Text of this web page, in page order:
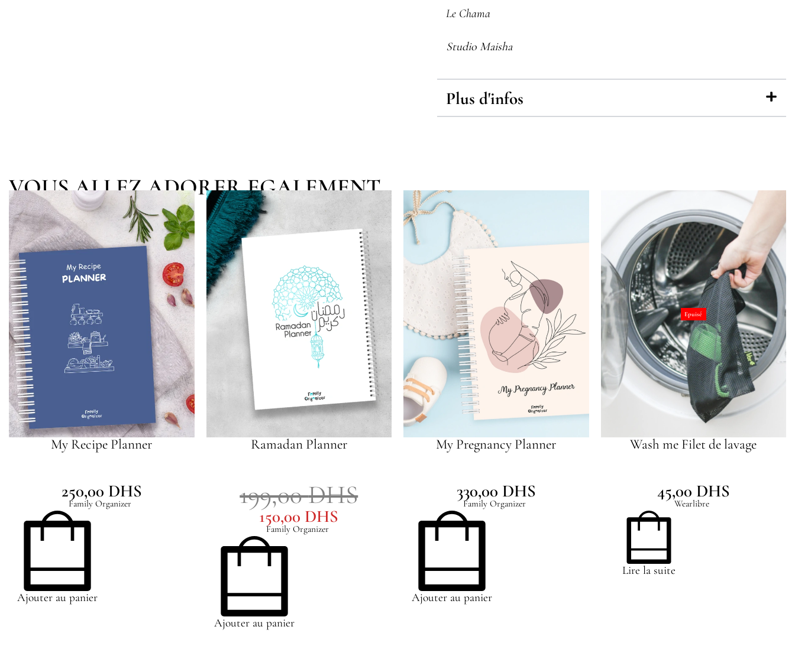
Le Chama
Studio Maisha
Plus d'infos
VOUS ALLEZ ADORER EGALEMENT
My Recipe Planner
Family Organizer
250,00 DHS
Ajouter au panier
Ramadan Planner
Family Organizer
199,00DHS
150,00 DHS
Ajouter au panier
My Pregnancy Planner
Family Organizer
330,00 DHS
Ajouter au panier
Epuisé
Wash me Filet de lavage
Wearlibre
45,00 DHS
Lire la suite